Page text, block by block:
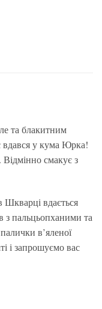
та блакитним
вдався у кума Юрка!
смакує з
Шкварці вдається
з пальцьопханими та
в’яленої
і запрошуємо вас